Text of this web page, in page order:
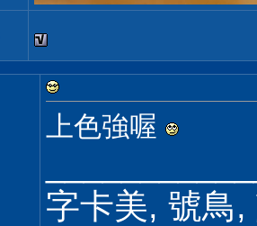
上色強喔
字卡美, 號鳥